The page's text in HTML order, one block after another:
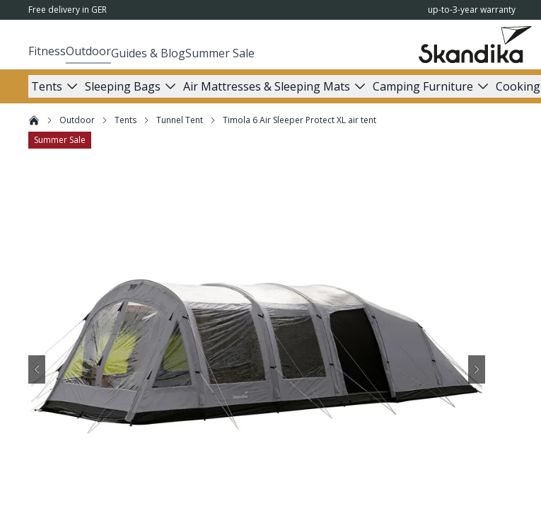
Free delivery in GER up-to-3-year warranty
FitnessOutdoorGuides & BlogSummer Sale
Tents Sleeping Bags Air Mattresses & Sleeping Mats Camping Furniture
Outdoor Tents Tunnel Tent
Timola 6 Air Sleeper Protect XL air tent
Summer Sale